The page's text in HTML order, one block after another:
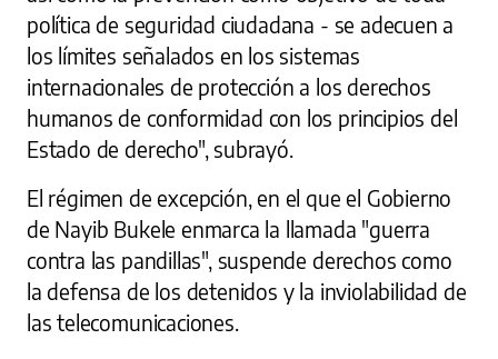
política de seguridad ciudadana - se adecuen a
los límites señalados en los sistemas
internacionales de protección a los derechos
humanos de conformidad con los principios del
Estado de derecho", subrayó.
El régimen de excepción, en el que el Gobierno
de Nayib Bukele enmarca la llamada "guerra
contra las pandillas", suspende derechos como
la defensa de los detenidos y la inviolabilidad de
las telecomunicaciones.